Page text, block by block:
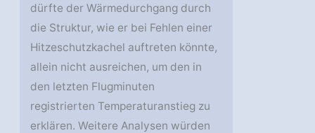
dürfte der Wärmedurchgang durch
die Struktur, wie er bei Fehlen einer
Hitzeschutzkachel auftreten könnte,
allein nicht ausreichen, um den in
den letzten Flugminuten
registrierten Temperaturanstieg zu
erklären. Weitere Analysen würden